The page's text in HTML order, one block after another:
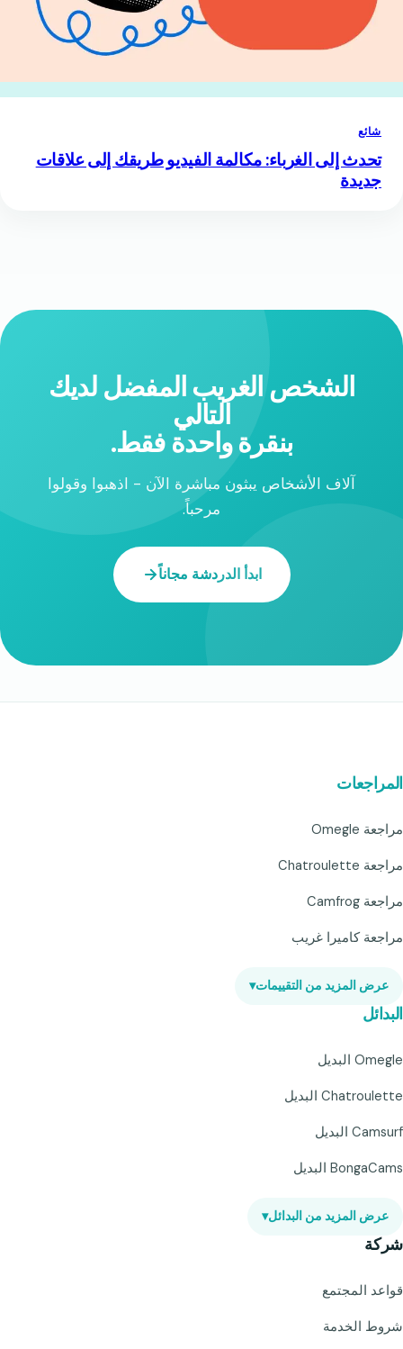
شائع
تحدث إلى الغرباء: مكالمة الفيديو طريقك إلى علاقات
جديدة
الشخص الغريب المفضل لديك
التالي
بنقرة واحدة فقط.
آلاف الأشخاص يبثون مباشرة الآن - اذهبوا وقولوا
مرحباً.
ابدأ الدردشة مجاناً
المراجعات
مراجعة Omegle
مراجعة Chatroulette
مراجعة Camfrog
مراجعة كاميرا غريب
عرض المزيد من التقييمات▾
البدائل
Omegle البديل
Chatroulette البديل
Camsurf البديل
BongaCams البديل
عرض المزيد من البدائل▾
شركة
قواعد المجتمع
شروط الخدمة